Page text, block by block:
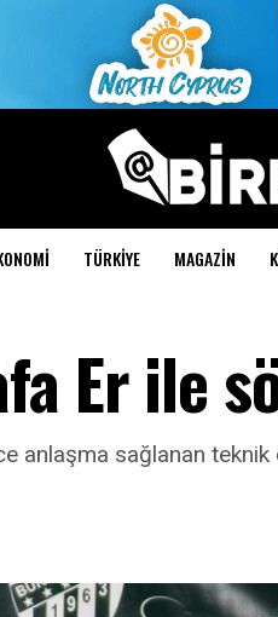
TÜRKIYE MAGAZIN
Er ile
anlaşma sağlanan